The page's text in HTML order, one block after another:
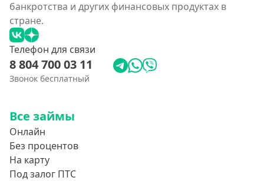
банкротства и других финансовых продуктах в
стране.
Телефон для связи
8 804 700 03 11
Звонок бесплатный
Все займы
Онлайн
Без процентов
На карту
Под залог ПТС